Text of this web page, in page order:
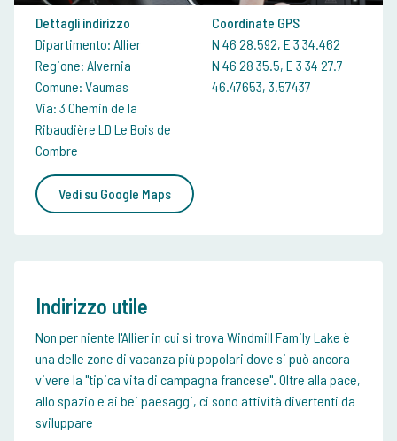
Dettagli indirizzo
Dipartimento: Allier
Regione: Alvernia
Comune: Vaumas
Via: 3 Chemin de la
Ribaudière LD Le Bois de
Combre
Coordinate GPS
N 46 28.592, E 3 34.462
N 46 28 35.5, E 3 34 27.7
46.47653, 3.57437
Vedi su Google Maps
Indirizzo utile
Non per niente l'Allier in cui si trova Windmill Family Lake è
una delle zone di vacanza più popolari dove si può ancora
vivere la "tipica vita di campagna francese". Oltre alla pace,
allo spazio e ai bei paesaggi, ci sono attività divertenti da
sviluppare